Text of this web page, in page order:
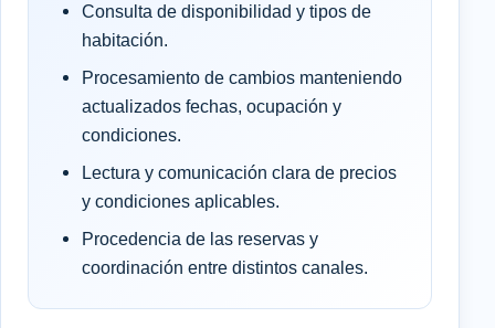
Consulta de disponibilidad y tipos de
habitación.
Procesamiento de cambios manteniendo
actualizados fechas, ocupación y
condiciones.
Lectura y comunicación clara de precios
y condiciones aplicables.
Procedencia de las reservas y
coordinación entre distintos canales.